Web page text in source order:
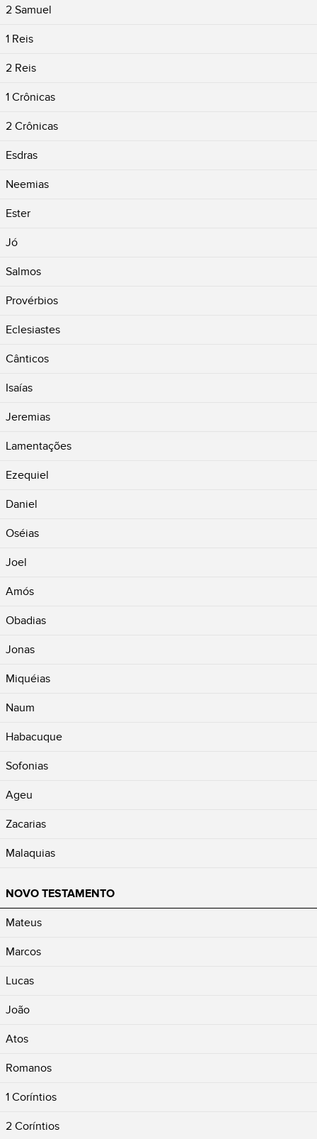
2 Samuel
1 Reis
2 Reis
1 Crônicas
2 Crônicas
Esdras
Neemias
Ester
Jó
Salmos
Provérbios
Eclesiastes
Cânticos
Isaías
Jeremias
Lamentações
Ezequiel
Daniel
Oséias
Joel
Amós
Obadias
Jonas
Miquéias
Naum
Habacuque
Sofonias
Ageu
Zacarias
Malaquias
NOVO TESTAMENTO
Mateus
Marcos
Lucas
João
Atos
Romanos
1 Coríntios
2 Coríntios